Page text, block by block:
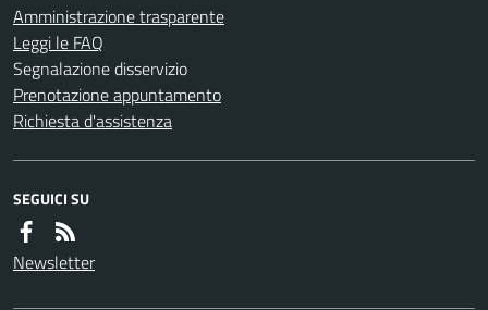
Amministrazione trasparente
Leggi le FAQ
Segnalazione disservizio
Prenotazione appuntamento
Richiesta d'assistenza
SEGUICI SU
Newsletter